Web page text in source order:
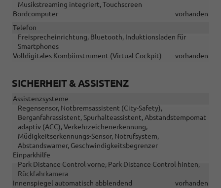
Musikstreaming integriert, Touchscreen
Bordcomputer
vorhanden
Telefon
Freisprecheinrichtung, Bluetooth, Induktionsladen für
Smartphones
Volldigitales Kombiinstrument (Virtual Cockpit)
vorhanden
SICHERHEIT & ASSISTENZ
Assistenzsysteme
Regensensor, Notbremsassistent (City-Safety),
Berganfahrassistent, Spurhalteassistent, Abstandstempomat
adaptiv (ACC), Verkehrzeichenerkennung,
Müdigkeitserkennungs-Sensor, Notrufsystem,
Abstandswarner, Geschwindigkeitsbegrenzer
Einparkhilfe
Park Distance Control vorne, Park Distance Control hinten,
Rückfahrkamera
Innenspiegel automatisch abblendend
vorhanden